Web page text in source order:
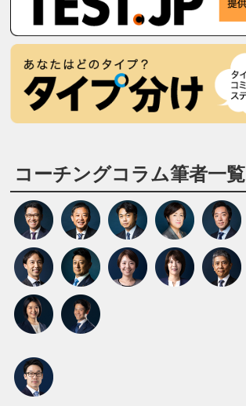
コーチングコラム筆者一覧